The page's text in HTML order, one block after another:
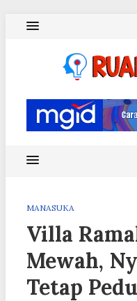
MANASUKA
Villa
Mewah,
Tetap